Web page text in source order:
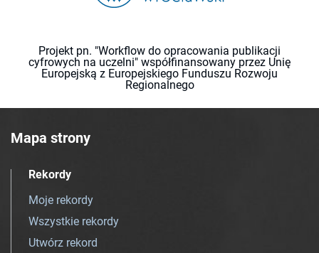
Projekt pn. "Workflow do opracowania publikacji
cyfrowych na uczelni" współfinansowany przez Unię
Europejską z Europejskiego Funduszu Rozwoju
Regionalnego
Mapa strony
Rekordy
Moje rekordy
Wszystkie rekordy
Utwórz rekord